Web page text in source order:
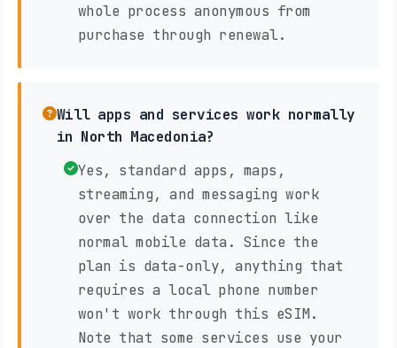
whole process anonymous from
purchase through renewal.
Will apps and services work normally
in North Macedonia?
Yes, standard apps, maps,
streaming, and messaging work
over the data connection like
normal mobile data. Since the
plan is data-only, anything that
requires a local phone number
won't work through this eSIM.
Note that some services use your